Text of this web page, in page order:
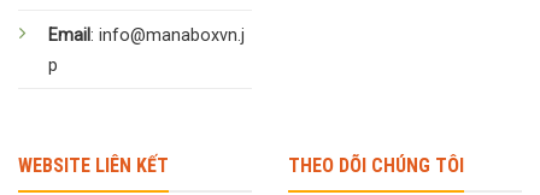
Email: info@manaboxvn.j
p
WEBSITE LIÊN KẾT THEO DÕI CHÚNG TÔI